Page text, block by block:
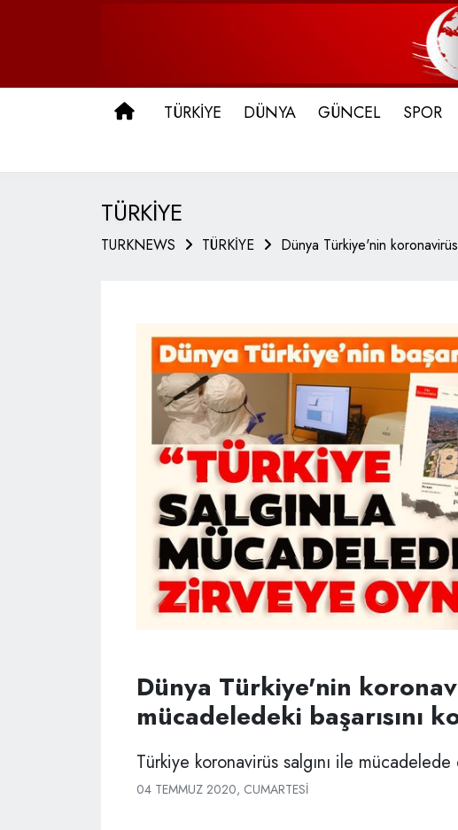
ANA SAYFA
TÜRKİYE DÜNYA GÜNCEL SPOR
TÜRKİYE
TURKNEWS TÜRKİYE Dünya Türkiye'nin
Dünya Türkiye'nin
mücadeledeki başarısını
Türkiye koronavirüs salgını ile
04 TEMMUZ 2020, CUMARTESI